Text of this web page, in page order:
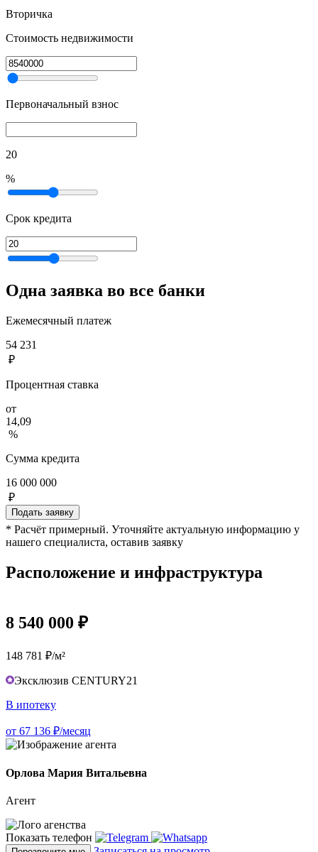
Вторичка
Стоимость недвижимости
Первоначальный взнос
20
%
Срок кредита
Одна заявка во все банки
Ежемесячный платеж
54 231
₽
Процентная ставка
от
14,09
%
Сумма кредита
16 000 000
₽
Подать заявку
* Расчёт примерный. Уточняйте актуальную информацию у
нашего специалиста, оставив заявку
Расположение и инфраструктура
8 540 000 ₽
148 781 ₽/м²
Эксклюзив CENTURY21
В ипотеку
от 67 136 ₽/месяц
Орлова Мария Витальевна
Агент
Показать телефон